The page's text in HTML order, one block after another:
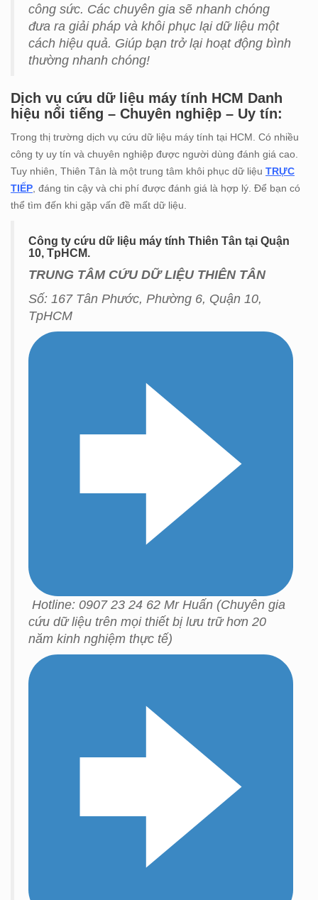
công sức. Các chuyên gia sẽ nhanh chóng
đưa ra giải pháp và khôi phục lại dữ liệu một
cách hiệu quả. Giúp bạn trở lại hoạt động bình
thường nhanh chóng!
Dịch vụ cứu dữ liệu máy tính HCM Danh
hiệu nổi tiếng – Chuyên nghiệp – Uy tín:
Trong thị trường dịch vụ cứu dữ liệu máy tính tại HCM. Có nhiều
công ty uy tín và chuyên nghiệp được người dùng đánh giá cao.
Tuy nhiên, Thiên Tân là một trung tâm khôi phục dữ liệu TRỰC
TIẾP, đáng tin cậy và chi phí được đánh giá là hợp lý. Để bạn có
thể tìm đến khi gặp vấn đề mất dữ liệu.
Công ty cứu dữ liệu máy tính Thiên Tân tại Quận
10, TpHCM.
TRUNG TÂM CỨU DỮ LIỆU THIÊN TÂN
Số: 167 Tân Phước, Phường 6, Quận 10,
TpHCM
Hotline: 0907 23 24 62 Mr Huấn (Chuyên gia
cứu dữ liệu trên mọi thiết bị lưu trữ hơn 20
năm kinh nghiệm thực tế)